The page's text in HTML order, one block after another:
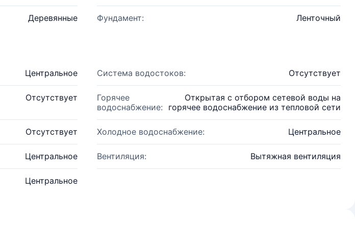
Деревянные Фундамент: Ленточный
Центральное Система водостоков: Отсутствует
Отсутствует
Горячее
водоснабжение:
Открытая с отбором сетевой воды на
горячее водоснабжение из тепловой сети
Отсутствует Холодное водоснабжение: Центральное
Центральное Вентиляция: Вытяжная вентиляция
Центральное